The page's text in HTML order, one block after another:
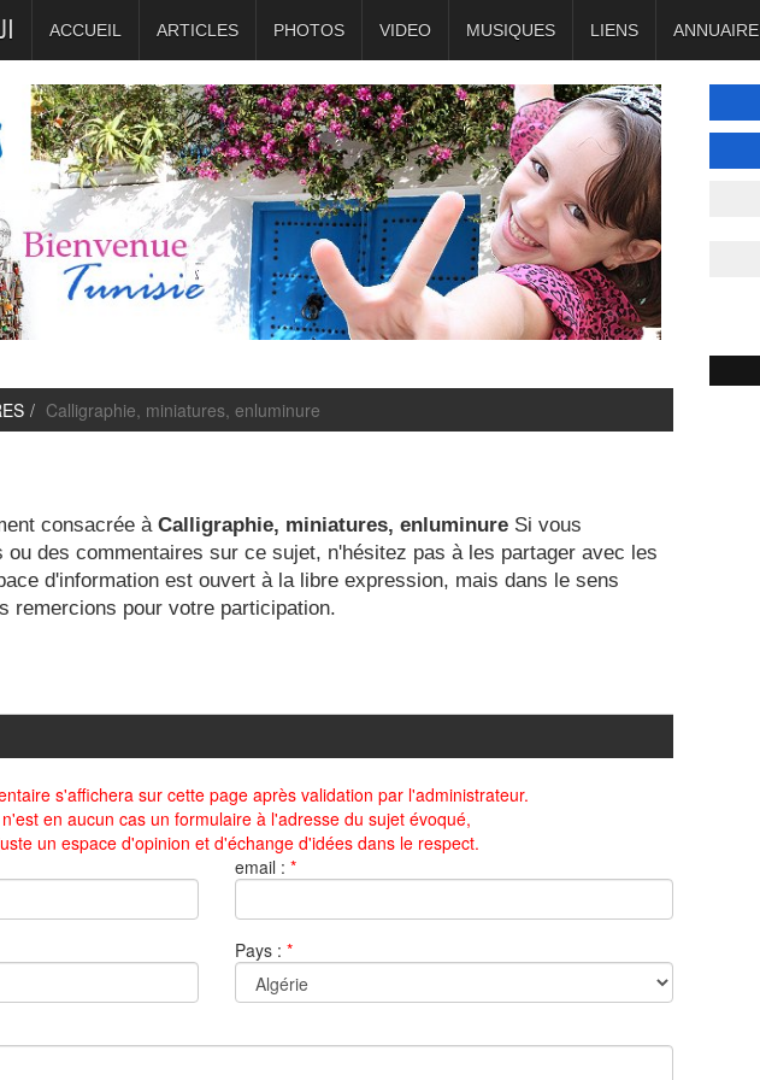
ACCUEIL ARTICLES PHOTOS VIDEO MUSIQUES LIENS ANNUAIRE
Calligraphie, miniatures, enluminure
consacrée à Calligraphie, miniatures, enluminure Si vous
ou des commentaires sur ce sujet, n'hésitez pas à les partager avec les
d'information est ouvert à la libre expression, mais dans le sens
remercions pour votre participation.
s'affichera sur cette page après validation par l'administrateur.
en aucun cas un formulaire à l'adresse du sujet évoqué,
un espace d'opinion et d'échange d'idées dans le respect.
email :*
Pays :*